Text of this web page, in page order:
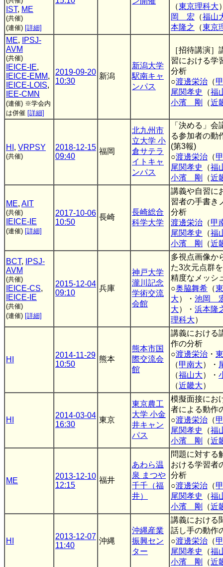
IST, ME
(共催)
(連催) [詳細]
（東京理科大
岡 宏 （福山
本隆之
（東京
ME,
IPSJ-
AVM
(共催)
IEICE-IE,
IEICE-EMM,
IEICE-LOIS,
IEE-CMN
(連催) ※学会内
は併催 [詳細]
2019-09-20
10:30
新潟
新潟大学
駅南キャ
ンパス
［招待講演］
習における学
分析
○渡邊栄治 （
尾関孝史
（福
小濱 剛
（近
HI , VRPSY
(共催)
2018-12-15
09:40
福岡
北九州市
立大学 小
倉サテラ
イトキャ
ンパス
「決める」会
る参加者の動
(第3報)
○渡邊栄治 （
尾関孝史
（福
小濱 剛
（近
ME, AIT
(共催)
IEICE-IE
(連催) [詳細]
2017-10-06
10:50
長崎
長崎総合
科学大学
講義や自習に
習者の手書き
分析
渡邊栄治 （甲
尾関孝史
（福
小濱 剛
（近
BCT,
IPSJ-
AVM
(共催)
IEICE-CS,
IEICE-IE
(共催)
(連催) [詳細]
2015-12-04
09:10
兵庫
神戸大学
瀧川記念
学術交流
会館
多視点画像か
た3次元点群
精度なメッシ
○奥脇舞希 （
大）・ 池岡
大）・ 浜本隆
理科大）
HI
2014-11-29
10:50
熊本
熊本市国
際交流会
館
講義における
作の分析
○渡邊栄治 ・
（甲南大）・
（福山大）・
（近畿大）
HI
2014-03-04
16:30
東京
東京農工
大学 小金
井キャン
パス
模擬面接にお
者による動作
○渡邊栄治 （
尾関孝史
（福
小濱 剛
（近
ME
2013-12-10
12:15
福井
あわら温
泉 まつや
千千（福
井）
問題に対する
おける学習者
分析
○渡邊栄治 （
尾関孝史
（福
小濱 剛
（近
HI
2013-12-07
11:40
沖縄
沖縄産業
振興セン
ター
講義における
話し手の動作
○渡邊栄治 （
尾関孝史
（福
小濱 剛
（近